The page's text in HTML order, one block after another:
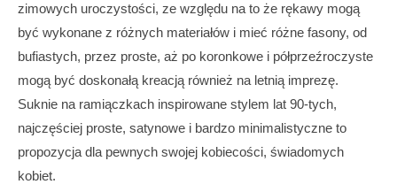
zimowych uroczystości, ze względu na to że rękawy mogą
być wykonane z różnych materiałów i mieć różne fasony, od
bufiastych, przez proste, aż po koronkowe i półprzeźroczyste
mogą być doskonałą kreacją również na letnią imprezę.
Suknie na ramiączkach inspirowane stylem lat 90-tych,
najczęściej proste, satynowe i bardzo minimalistyczne to
propozycja dla pewnych swojej kobiecości, świadomych
kobiet.